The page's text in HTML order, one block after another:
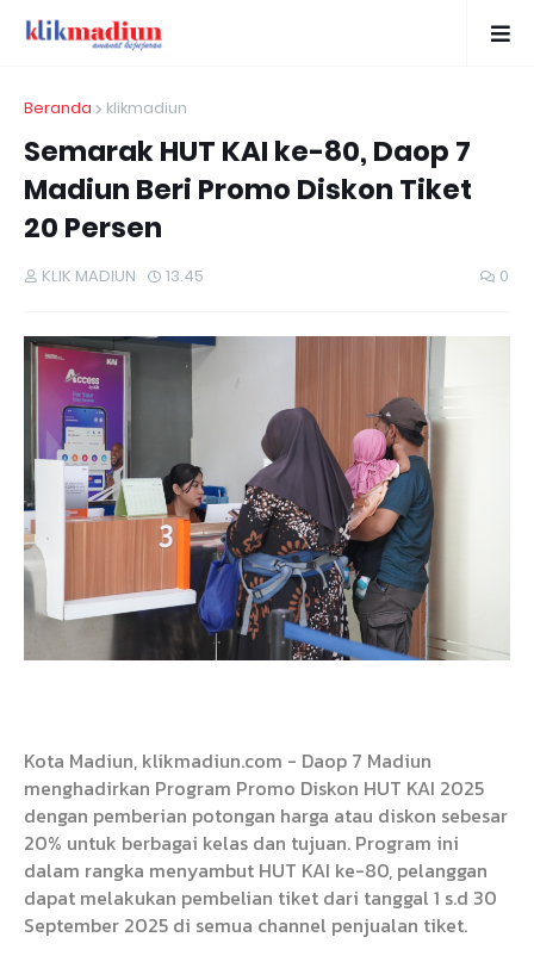
Beranda klikmadiun
Semarak HUT KAI ke-80, Daop 7
Madiun Beri Promo Diskon Tiket
20 Persen
KLIK MADIUN 13.45 0
Kota Madiun, klikmadiun.com - Daop 7 Madiun
menghadirkan Program Promo Diskon HUT KAI 2025
dengan pemberian potongan harga atau diskon sebesar
20% untuk berbagai kelas dan tujuan. Program ini
dalam rangka menyambut HUT KAI ke-80, pelanggan
dapat melakukan pembelian tiket dari tanggal 1 s.d 30
September 2025 di semua channel penjualan tiket.